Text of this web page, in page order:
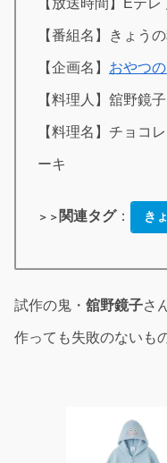
【放送時間】Eテ
【番組名】きょう
【企画名】 おやつ
【料理人】舘野鏡子
【料理名】チョコ
ーキ
＞＞ 関連タグ： き
試作の鬼・ 舘野鏡子さ
作っても失敗のないも